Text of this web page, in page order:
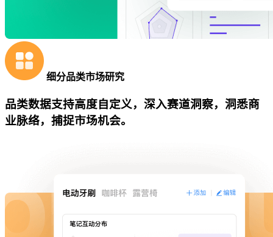
细分品类市场研究
品类数据支持高度自定义，深入赛道洞察，洞悉商
业脉络，捕捉市场机会。